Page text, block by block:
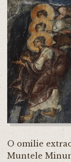
O omilie
Muntele